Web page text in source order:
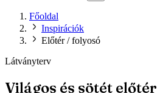
Főoldal
Inspirációk
Előtér / folyosó
Látványterv
Világos és sötét